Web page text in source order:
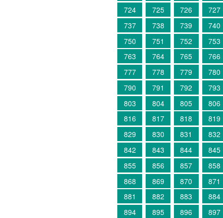
724
725 726 727
737
738 739 740
750
751 752 753
763
764 765 766
777
778 779 780
790
791 792 793
803
804 805 806
816
817 818 819
829
830 831 832
842
843 844 845
855
856 857 858
868
869 870 871
881
882 883 884
894
895 896 897